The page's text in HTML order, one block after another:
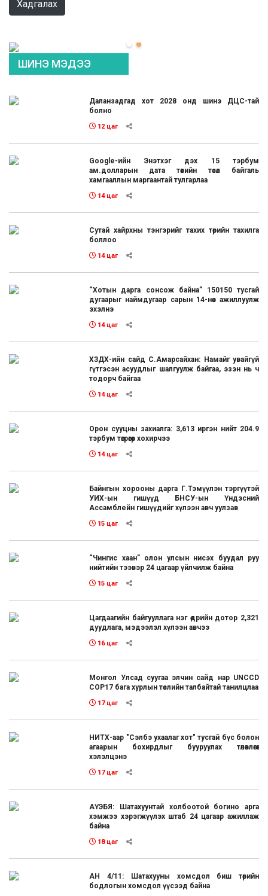
Хадгалах
ШИНЭ МЭДЭЭ
Даланзадгад хот 2028 онд шинэ ДЦС-тай
болно
12 цаг
Google-ийн Энэтхэг дэх 15 тэрбум
ам.долларын дата төвийн төсөл байгаль
хамгааллын маргаантай тулгарлаа
14 цаг
Сутай хайрхны тэнгэрийг тахих төрийн тахилга
боллоо
14 цаг
“Хотын дарга сонсож байна” 150150 тусгай
дугаарыг наймдугаар сарын 14-нөөс ажиллуулж
эхэлнэ
14 цаг
ХЗДХ-ийн сайд С.Амарсайхан: Намайг увайгүй
гүтгэсэн асуудлыг шалгуулж байгаа, эзэн нь ч
тодорч байгаа
14 цаг
Орон сууцны захиалга: 3,613 иргэн нийт 204.9
тэрбум төгрөгөөр хохирчээ
14 цаг
Байнгын хорооны дарга Г.Тэмүүлэн тэргүүтэй
УИХ-ын гишүүд БНСУ-ын Үндэсний
Ассамблейн гишүүдийг хүлээн авч уулзав
15 цаг
“Чингис хаан” олон улсын нисэх буудал руу
нийтийн тээвэр 24 цагаар үйлчилж байна
15 цаг
Цагдаагийн байгууллага нэг өдрийн дотор 2,321
дуудлага, мэдээлэл хүлээн авчээ
16 цаг
Монгол Улсад суугаа элчин сайд нар UNCCD
COP17 бага хурлын төслийн талбайтай танилцлаа
17 цаг
НИТХ-аар "Сэлбэ ухаалаг хот" тусгай бүс болон
агаарын бохирдлыг бууруулах төлөвлөгөөг
хэлэлцэнэ
17 цаг
АҮЭБЯ: Шатахуунтай холбоотой богино арга
хэмжээ хэрэгжүүлэх штаб 24 цагаар ажиллаж
байна
18 цаг
АН 4/11: Шатахууны хомсдол биш төрийн
бодлогын хомсдол үүсээд байна